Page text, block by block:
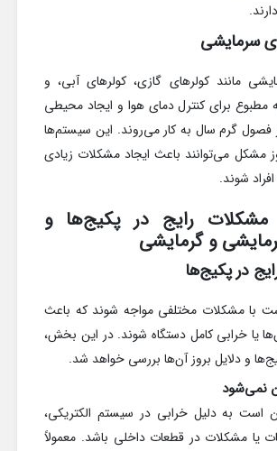
سرمایشی
مانند کولرهای گازی، کولرهای آبی، و
مطبوع برای کنترل دمای هوا و ایجاد محیطی
گرم سال به کار می‌روند. این سیستم‌ها
مشکل می‌توانند باعث ایجاد مشکلات زیادی
شوند.
رایج در پکیج‌ها و
و گرمایشی
در پکیج‌ها
با مشکلات مختلفی مواجه شوند که باعث
یا خرابی کامل دستگاه شوند. در این بخش،
و دلایل بروز آن‌ها بررسی خواهد شد.
نمی‌شود
به دلیل خرابی در سیستم الکتریکی،
یا مشکلات در قطعات داخلی باشد. معمولاً